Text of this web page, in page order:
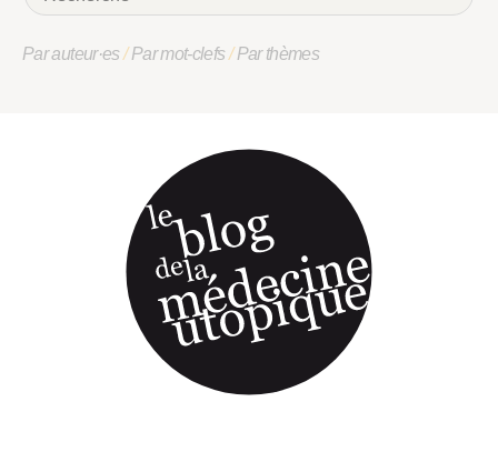
Par auteur·es/Par mot-clefs/Par thèmes